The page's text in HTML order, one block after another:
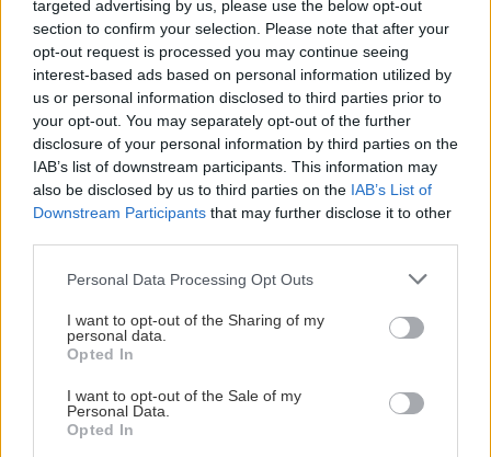
targeted advertising by us, please use the below opt-out
section to confirm your selection. Please note that after your
opt-out request is processed you may continue seeing
interest-based ads based on personal information utilized by
us or personal information disclosed to third parties prior to
your opt-out. You may separately opt-out of the further
disclosure of your personal information by third parties on the
IAB’s list of downstream participants. This information may
also be disclosed by us to third parties on the IAB’s List of
Downstream Participants that may further disclose it to other
Please note that this website/app uses one or more Google
not limited to your visit or usage behaviour. You may click to
grant or deny consent to Google and its third-party tags to
use your data for below specified purposes in below Google
consent section.
Personal Data Processing Opt Outs
I want to opt-out of the Sharing of my
personal data.
Opted In
I want to opt-out of the Sale of my
Personal Data.
Opted In